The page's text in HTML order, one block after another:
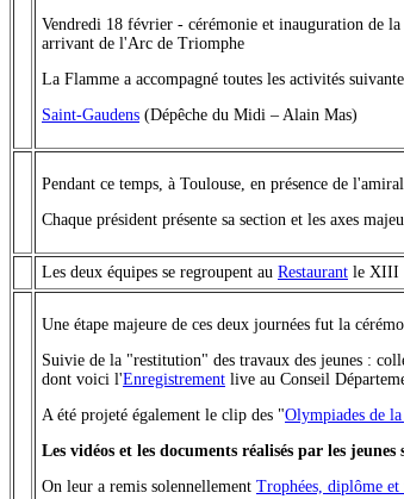
Vendredi 18 février - cérémonie et inauguration de
arrivant de l'Arc de Triomphe
La Flamme a accompagné toutes les activités
Saint-Gaudens (Dépêche du Midi – Alain Mas)
Pendant ce temps, à Toulouse, en présence de
Chaque président présente sa section et les axes
Les deux équipes se regroupent au Restaurant le XIII
Une étape majeure de ces deux journées fut la
Suivie de la "restitution" des travaux des jeunes :
dont voici l'Enregistrement live au Conseil
A été projeté également le clip des "Olympiades de la
Les vidéos et les documents réalisés par les
On leur a remis solennellement Trophées, diplôme et